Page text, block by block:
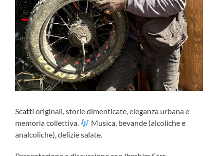
Scatti originali, storie dimenticate, eleganza urbana e
memoria collettiva.
Musica, bevande (alcoliche e
analcoliche), delizie salate.